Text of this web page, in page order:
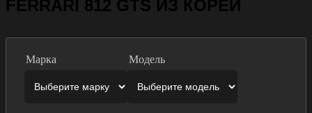
FERRARI 812 GTS ИЗ КОРЕИ
Марка Модель